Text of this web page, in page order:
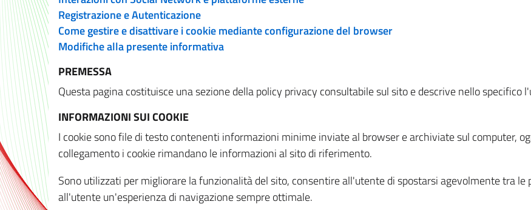
Registrazione e Autenticazione
Come gestire e disattivare i cookie mediante configurazione del browser
Modifiche alla presente informativa
PREMESSA
Questa pagina costituisce una sezione della policy privacy consultabile sul sito e descrive nello
INFORMAZIONI SUI COOKIE
I cookie sono file di testo contenenti informazioni minime inviate al browser e archiviate sul computer,
collegamento i cookie rimandano le informazioni al sito di riferimento.
Sono utilizzati per migliorare la funzionalità del sito, consentire all'utente di spostarsi agevolmente tra
all'utente un'esperienza di navigazione sempre ottimale.